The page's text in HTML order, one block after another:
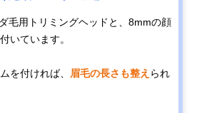
毛用トリミングヘッドと、8mmの顔
いています。
を付ければ、 眉毛の長さも整え られ